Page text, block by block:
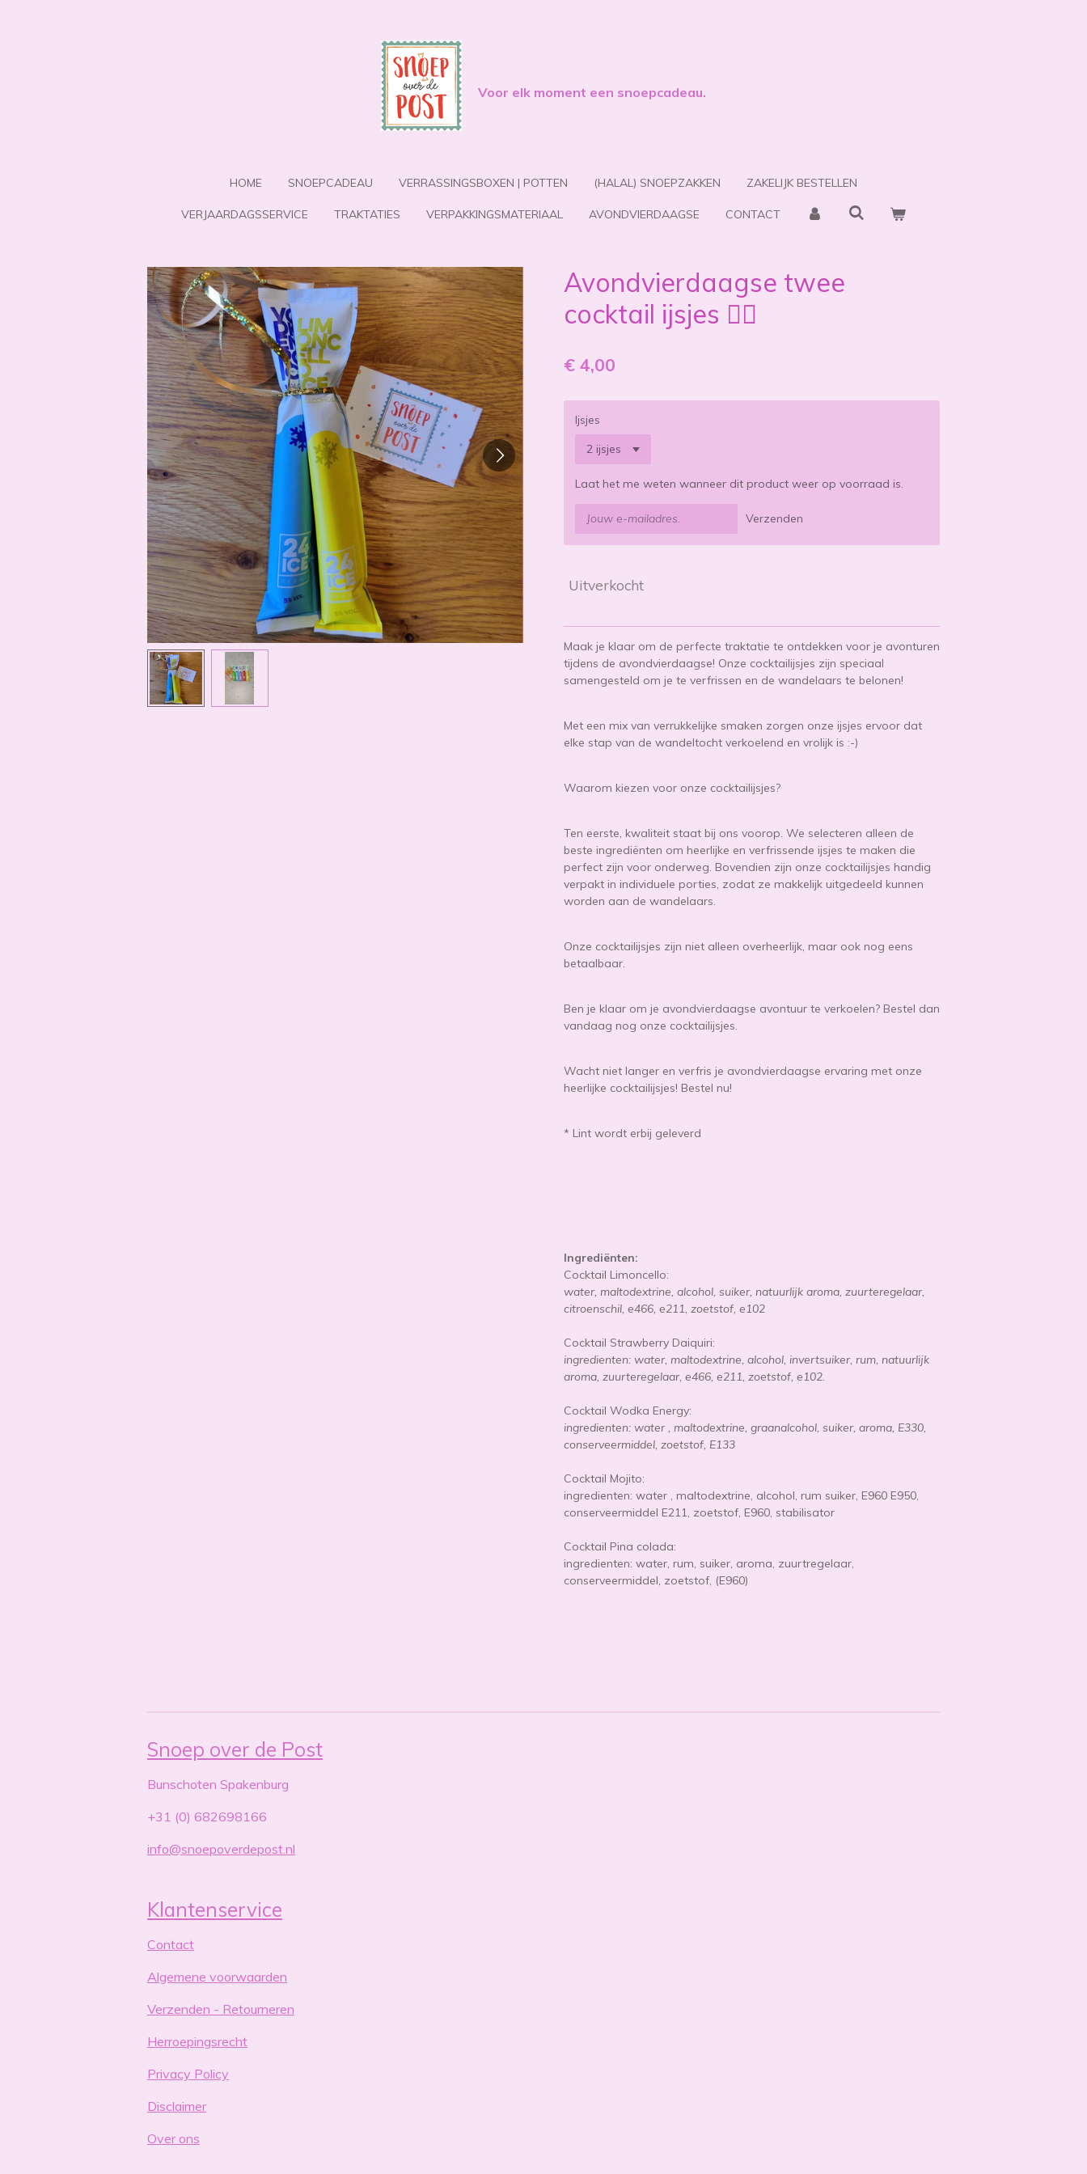
Voor elk moment een snoepcadeau.
HOME SNOEPCADEAU VERRASSINGSBOXEN | POTTEN (HALAL) SNOEPZAKKEN ZAKELIJK BESTELLEN
VERJAARDAGSSERVICE TRAKTATIES VERPAKKINGSMATERIAAL AVONDVIERDAAGSE CONTACT
Avondvierdaagse twee
cocktail ijsjes 🚶‍♀️
€ 4,00
Ijsjes
Laat het me weten wanneer dit product weer op voorraad is.
Verzenden
Uitverkocht
Maak je klaar om de perfecte traktatie te ontdekken voor je avonturen
tijdens de avondvierdaagse! Onze cocktailijsjes zijn speciaal
samengesteld om je te verfrissen en de wandelaars te belonen!
Met een mix van verrukkelijke smaken zorgen onze ijsjes ervoor dat
elke stap van de wandeltocht verkoelend en vrolijk is :-)
Waarom kiezen voor onze cocktailijsjes?
Ten eerste, kwaliteit staat bij ons voorop. We selecteren alleen de
beste ingrediënten om heerlijke en verfrissende ijsjes te maken die
perfect zijn voor onderweg. Bovendien zijn onze cocktailijsjes handig
verpakt in individuele porties, zodat ze makkelijk uitgedeeld kunnen
worden aan de wandelaars.
Onze cocktailijsjes zijn niet alleen overheerlijk, maar ook nog eens
betaalbaar.
Ben je klaar om je avondvierdaagse avontuur te verkoelen? Bestel dan
vandaag nog onze cocktailijsjes.
Wacht niet langer en verfris je avondvierdaagse ervaring met onze
heerlijke cocktailijsjes! Bestel nu!
* Lint wordt erbij geleverd
Ingrediënten:
Cocktail Limoncello:
water, maltodextrine, alcohol, suiker, natuurlijk aroma, zuurteregelaar,
citroenschil, e466, e211, zoetstof, e102
Cocktail Strawberry Daiquiri:
ingredienten: water, maltodextrine, alcohol, invertsuiker, rum, natuurlijk
aroma, zuurteregelaar, e466, e211, zoetstof, e102.
Cocktail Wodka Energy:
ingredienten: water , maltodextrine, graanalcohol, suiker, aroma, E330,
conserveermiddel, zoetstof, E133
Cocktail Mojito:
ingredienten: water , maltodextrine, alcohol, rum suiker, E960 E950,
conserveermiddel E211, zoetstof, E960, stabilisator
Cocktail Pina colada:
ingredienten: water, rum, suiker, aroma, zuurtregelaar,
conserveermiddel, zoetstof, (E960)
Snoep over de Post
Bunschoten Spakenburg
+31 (0) 682698166
info@snoepoverdepost.nl
Klantenservice
Contact
Algemene voorwaarden
Verzenden - Retourneren
Herroepingsrecht
Privacy Policy
Disclaimer
Over ons